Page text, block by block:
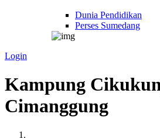
Dunia Pendidikan
Perses Sumedang
Login
Kampung
Cimanggung